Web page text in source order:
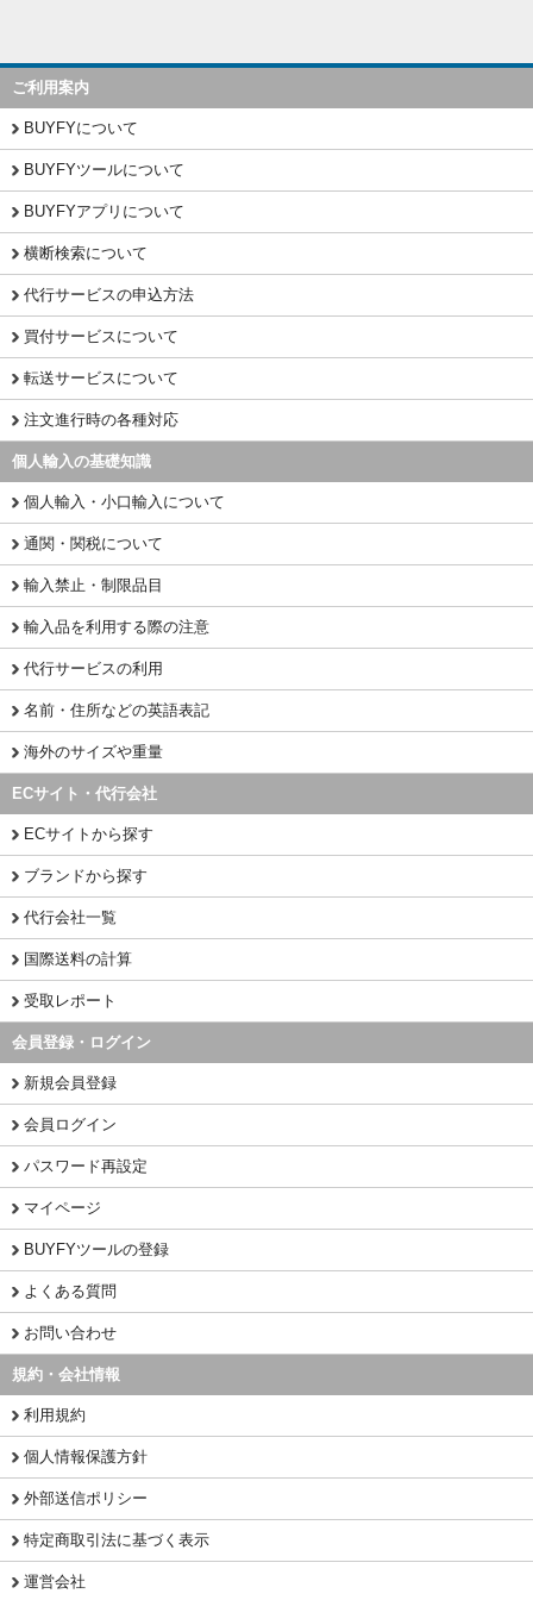
ご利用案内
BUYFYについて
BUYFYツールについて
BUYFYアプリについて
横断検索について
代行サービスの申込方法
買付サービスについて
転送サービスについて
注文進行時の各種対応
個人輸入の基礎知識
個人輸入・小口輸入について
通関・関税について
輸入禁止・制限品目
輸入品を利用する際の注意
代行サービスの利用
名前・住所などの英語表記
海外のサイズや重量
ECサイト・代行会社
ECサイトから探す
ブランドから探す
代行会社一覧
国際送料の計算
受取レポート
会員登録・ログイン
新規会員登録
会員ログイン
パスワード再設定
マイページ
BUYFYツールの登録
よくある質問
お問い合わせ
規約・会社情報
利用規約
個人情報保護方針
外部送信ポリシー
特定商取引法に基づく表示
運営会社